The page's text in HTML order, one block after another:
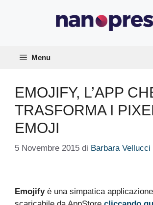
Menu
EMOJIFY, L’APP
TRASFORMA I
EMOJI
5 Novembre 2015 di Barbara Vellucci
Emojifyè una simpatica